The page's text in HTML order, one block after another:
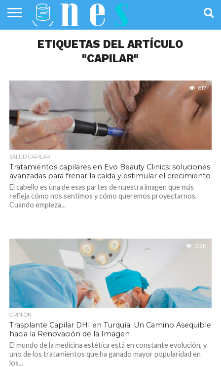
PÚBLICA
SANIDAD
INVESTIGACIÓN
ENTREVISTAS
PROFESIONALES
DE LA SALUD
INFOGRAFÍAS
DE SALUD
OPINIÓNETIQUETAS DEL ARTÍCULO
"CAPILAR"
817
SALUD CAPILAR
Tratamientos capilares en Evo Beauty Clinics: soluciones
avanzadas para frenar la caída y estimular el crecimiento
El cabello es una de esas partes de nuestra imagen que más
refleja cómo nos sentimos y cómo queremos proyectarnos.
Cuando empieza...
2.2K
OPINIÓN
Trasplante Capilar DHI en Turquía: Un Camino Asequible
hacia la Renovación de la Imagen
El mundo de la medicina estética está en constante evolución, y
uno de los tratamientos que ha ganado mayor popularidad en
los...